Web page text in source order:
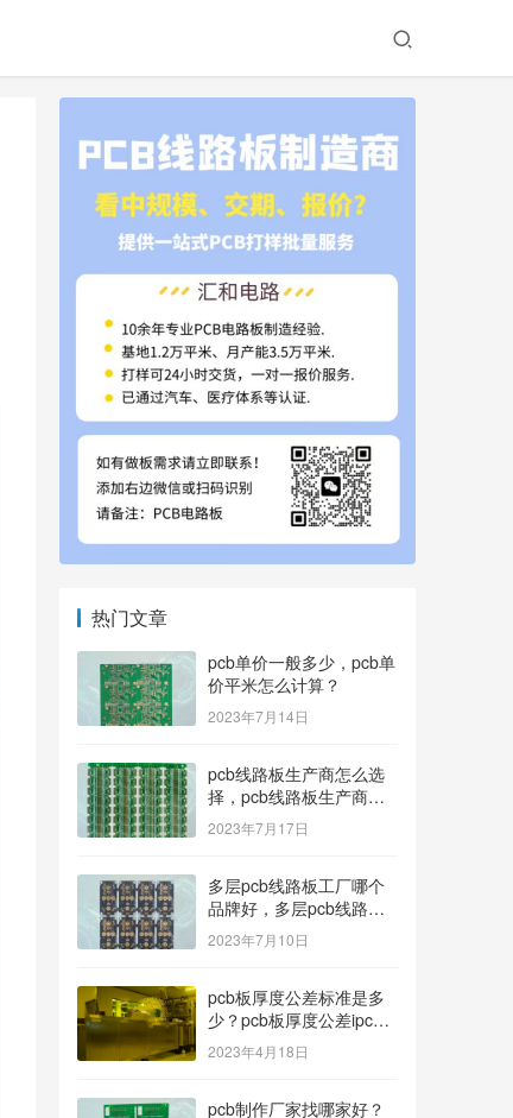
热门文章
pcb单价一般多少，pcb单
价平米怎么计算？
2023年7月14日
pcb线路板生产商怎么选
择，pcb线路板生产商找
哪家好？
2023年7月17日
多层pcb线路板工厂哪个
品牌好，多层pcb线路板
厂家哪家产品好？
2023年7月10日
pcb板厚度公差标准是多
少？pcb板厚度公差ipc标
准
2023年4月18日
pcb制作厂家找哪家好？